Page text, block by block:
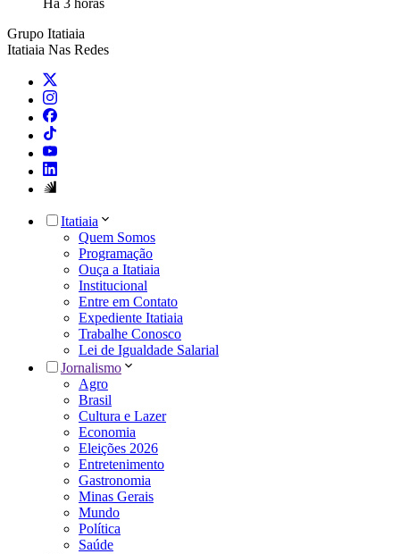
Há 3 horas
Grupo Itatiaia
Itatiaia Nas Redes
Itatiaia
Quem Somos
Programação
Ouça a Itatiaia
Institucional
Entre em Contato
Expediente Itatiaia
Trabalhe Conosco
Lei de Igualdade Salarial
Jornalismo
Agro
Brasil
Cultura e Lazer
Economia
Eleições 2026
Entretenimento
Gastronomia
Minas Gerais
Mundo
Política
Saúde